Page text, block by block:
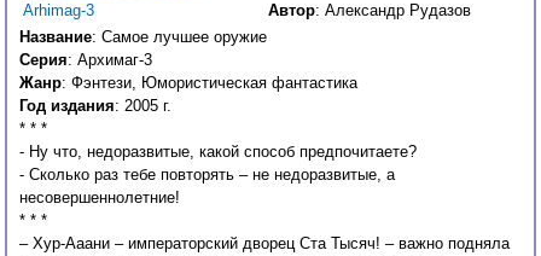
Автор: Александр Рудазов
Название: Самое лучшее оружие
Серия: Архимаг-3
Жанр: Фэнтези, Юмористическая фантастика
Год издания: 2005 г.
* * *
- Ну что, недоразвитые, какой способ предпочитаете?
- Сколько раз тебе повторять – не недоразвитые, а
несовершеннолетние!
* * *
– Хур-Ааани – императорский дворец Ста Тысяч! – важно подняла